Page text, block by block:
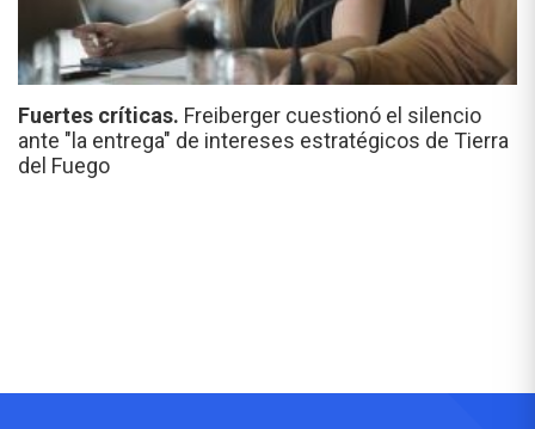
Fuertes críticas. Freiberger cuestionó el silencio
ante "la entrega" de intereses estratégicos de Tierra
del Fuego